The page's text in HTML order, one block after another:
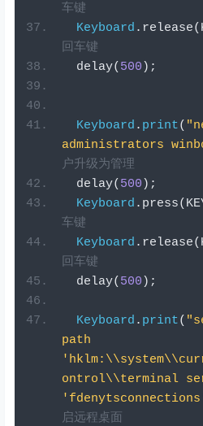
车键
Keyboard . release(
回车键
  delay
( 500 );
Keyboard . print(
administrators
户升级为管理
  delay
( 500 );
Keyboard . press(
车键
Keyboard . release(
回车键
  delay
( 500 );
Keyboard . print(
path
ontrol\\terminal
启远程桌面